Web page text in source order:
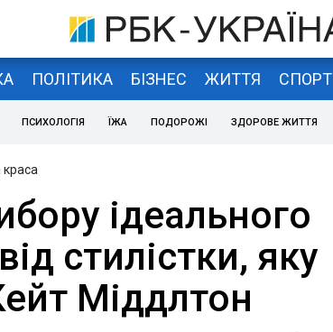
ПОЛІТИКА БІЗНЕС ЖИТТЯ СПОРТ
ПСИХОЛОГІЯ ЇЖА ПОДОРОЖІ ЗДОРОВЕ ЖИТТЯ
ідеального
стилістки, яку
Міддлтон